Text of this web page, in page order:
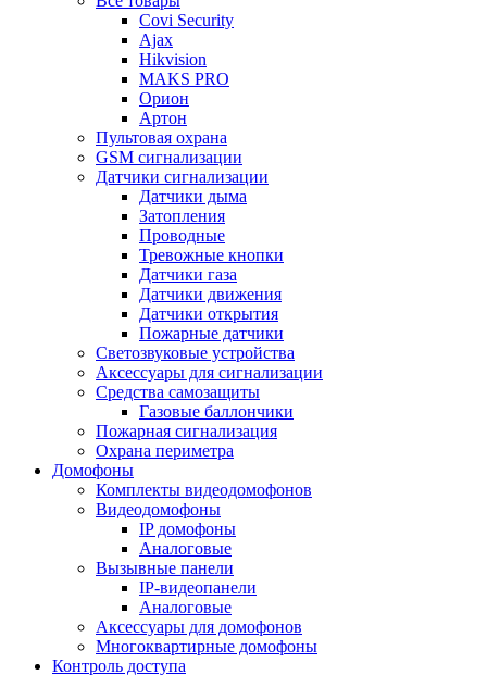
Covi Security
Ajax
Hikvision
MAKS PRO
Орион
Артон
Пультовая охрана
GSM сигнализации
Датчики сигнализации
Датчики дыма
Затопления
Проводные
Тревожные кнопки
Датчики газа
Датчики движения
Датчики открытия
Пожарные датчики
Светозвуковые устройства
Аксессуары для сигнализации
Средства самозащиты
Газовые баллончики
Пожарная сигнализация
Охрана периметра
Домофоны
Комплекты видеодомофонов
Видеодомофоны
IP домофоны
Аналоговые
Вызывные панели
IP-видеопанели
Аналоговые
Аксессуары для домофонов
Многоквартирные домофоны
Контроль доступа